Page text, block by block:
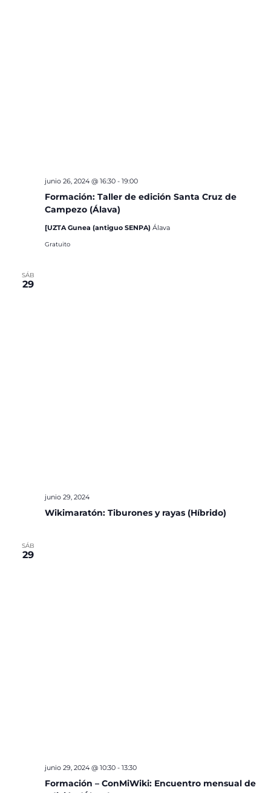
Formación: Taller de edición Santa Cruz de
Campezo (Álava)
junio 26, 2024 @ 16:30- 19:00
[UZTA Gunea (antiguo SENPA) Álava
Gratuito
SÁB
29
Wikimaratón: Tiburones y rayas (Híbrido)
junio 29, 2024
SÁB
29
Formación – ConMiWiki: Encuentro mensual de
junio 29, 2024 @ 10:30- 13:30